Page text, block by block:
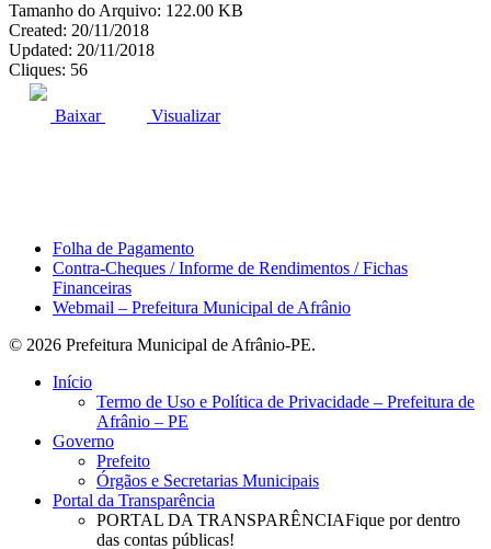
Tamanho do Arquivo: 122.00 KB
Created: 20/11/2018
Updated: 20/11/2018
Cliques: 56
Baixar Visualizar
Folha de Pagamento
Contra-Cheques / Informe de Rendimentos / Fichas
Financeiras
Webmail – Prefeitura Municipal de Afrânio
© 2026 Prefeitura Municipal de Afrânio-PE.
Close
Início
Termo de Uso e Política de Privacidade – Prefeitura de
Afrânio – PE
Governo
Prefeito
Órgãos e Secretarias Municipais
Portal da Transparência
PORTAL DA TRANSPARÊNCIAFique por dentro
das contas públicas!